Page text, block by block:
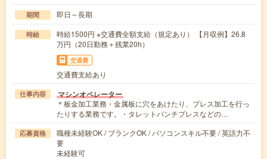
期間 即日～長期
時給
時給1500円 ※交通費全額支給（規定あり） 【月収例】26.8
万円（20日勤務＋残業20h）
交通費
交通費支給あり
仕事内容 マシンオペレーター
＊板金加工業務・金属板に穴をあけたり、プレス加工を行っ
たりする業務です。・タレットパンチプレスなどの…
応募資格
職種未経験OK / ブランクOK / パソコンスキル不要 / 英語力不
要
未経験可